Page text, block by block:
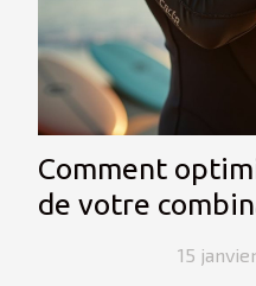
Comment
de votre
15